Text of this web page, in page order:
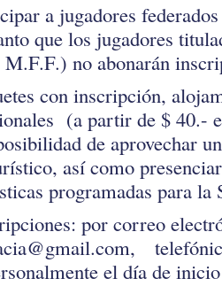
a jugadores
que los jugadores
no abonarán
con inscripción,
(a partir de $ 40.-
de aprovechar
así como
programadas para la
por correo
el día de